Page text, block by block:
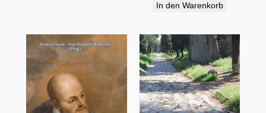
In den Warenkorb